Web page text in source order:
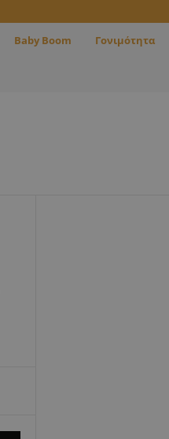
Baby Boom Γονιμότητα